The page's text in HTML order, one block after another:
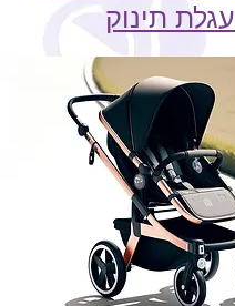
עגלת תינוק